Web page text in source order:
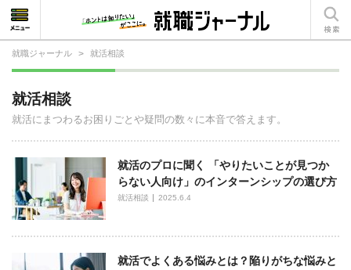
就職ジャーナル > 就活相談
就活相談
就活にまつわるお困りごとや疑問の数々に本音で答えます。
就活のプロに聞く 「やりたいことが見つか
らない人向け」のインターンシップの選び方
就活相談 2025.6.4
就活でよくある悩みとは？陥りがちな悩みと
就活相談
就活ノウハウ
仕事の選び方・ヒント
就活コラム